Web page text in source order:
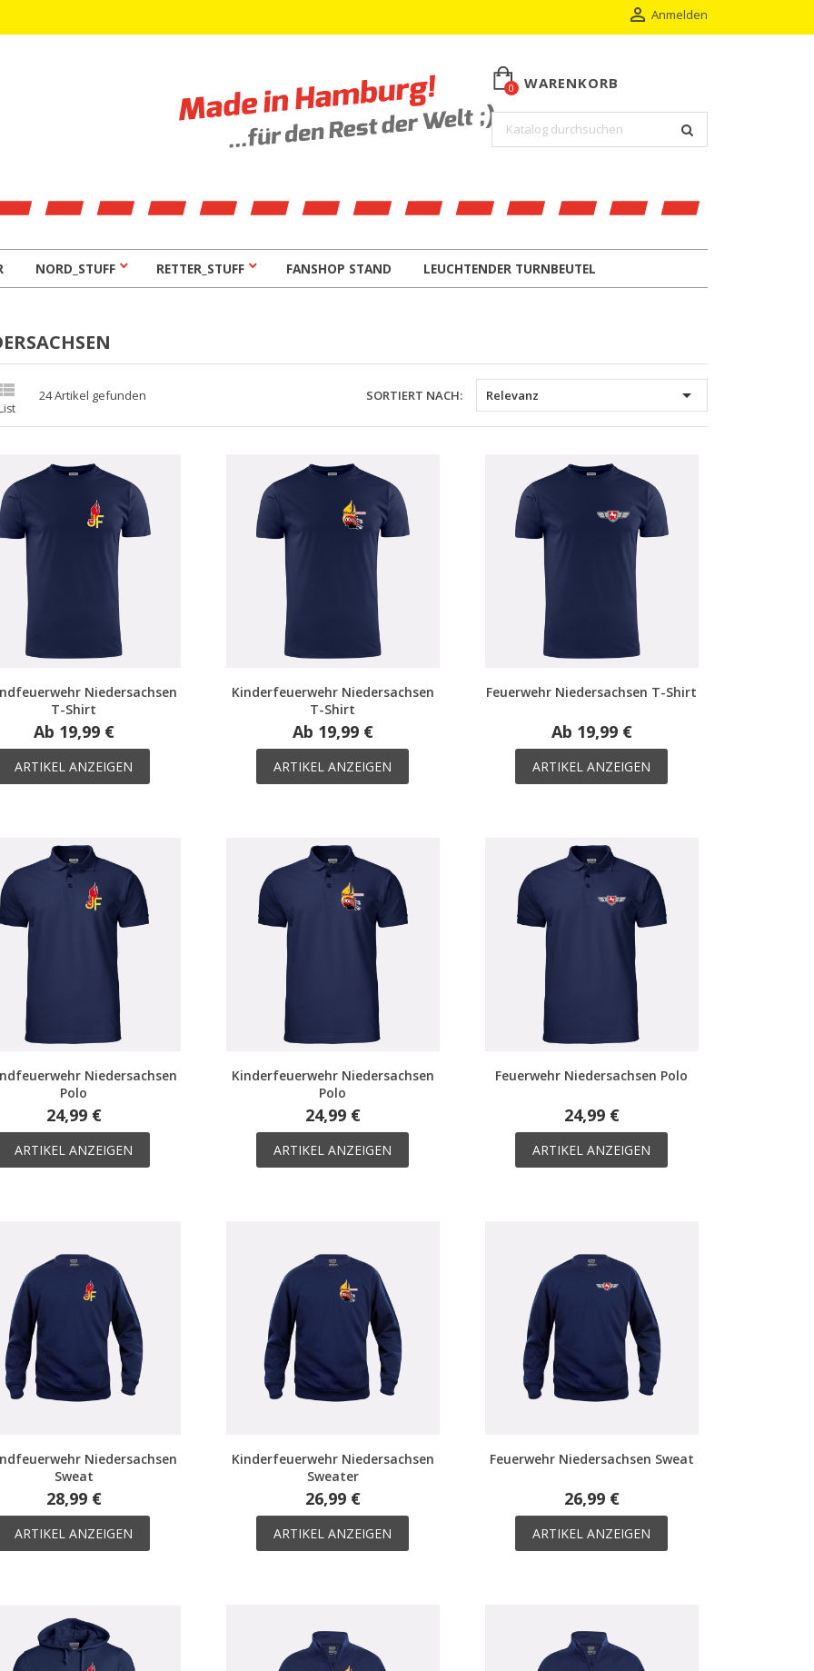
 Anmelden
WARENKORB
0
NORD_STUFF RETTER_STUFF FANSHOP STAND LEUCHTENDER TURNBEUTEL
24 Artikel gefunden SORTIERT NACH: Relevanz 
Niedersachsen
T-Shirt
Ab 19,99 €
ARTIKEL ANZEIGEN
Kinderfeuerwehr Niedersachsen
T-Shirt
Ab 19,99 €
ARTIKEL ANZEIGEN
Feuerwehr Niedersachsen T-Shirt
Ab 19,99 €
ARTIKEL ANZEIGEN
Niedersachsen
Polo
24,99 €
ARTIKEL ANZEIGEN
Kinderfeuerwehr Niedersachsen
Polo
24,99 €
ARTIKEL ANZEIGEN
Feuerwehr Niedersachsen Polo
24,99 €
ARTIKEL ANZEIGEN
Niedersachsen
Sweat
28,99 €
ARTIKEL ANZEIGEN
Kinderfeuerwehr Niedersachsen
Sweater
26,99 €
ARTIKEL ANZEIGEN
Feuerwehr Niedersachsen Sweat
26,99 €
ARTIKEL ANZEIGEN